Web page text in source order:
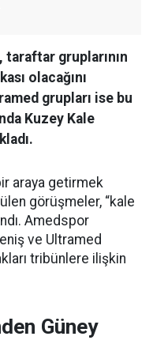
gruplarının
olacağını
grupları ise bu
Kuzey Kale
araya getirmek
görüşmeler, “kale
Amedspor
ve Ultramed
tribünlere ilişkin
Güney